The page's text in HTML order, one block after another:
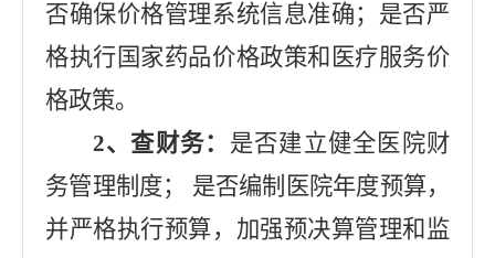
否确保价格管理系统信息准确；是否严
格执行国家药品价格政策和医疗服务价
格政策。
2、查财务： 是否建立健全医院财
务管理制度；
是否编制医院年度预算，
并严格执行预算，加强预决算管理和监